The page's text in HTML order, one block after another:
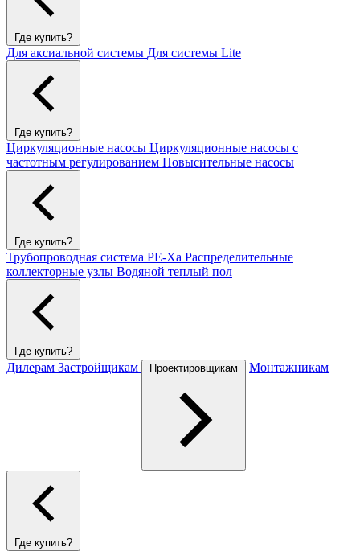
Где купить?
Для аксиальной системы Для системы Lite
Где купить?
Циркуляционные насосы Циркуляционные насосы с
частотным регулированием Повысительные насосы
Где купить?
Трубопроводная система PE-Xa Распределительные
коллекторные узлы Водяной теплый пол
Где купить?
Дилерам Застройщикам Проектировщикам Монтажникам
Где купить?